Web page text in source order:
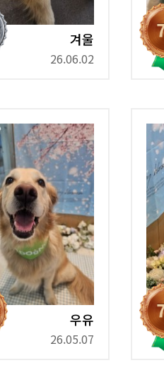
겨울
26.06.02
우유
26.05.07